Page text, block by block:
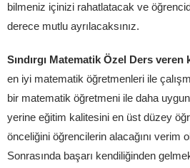
bilmeniz içinizi rahatlatacak ve
derece mutlu ayrılacaksınız.
Sındırgı Matematik Özel Ders veren
en iyi matematik öğretmenleri ile
bir matematik öğretmeni ile daha
yerine eğitim kalitesini en üst düzey
önceliğini öğrencilerin alacağını verim
Sonrasında başarı kendiliğinden